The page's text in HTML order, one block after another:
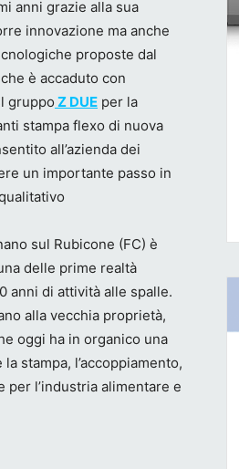
anni grazie alla sua
innovazione ma anche
proposte dal
è accaduto con
gruppo Z DUE per la
stampa flexo di nuova
all’azienda dei
un importante passo in
sul Rubicone (FC) è
delle prime realtà
anni di attività alle spalle.
alla vecchia proprietà,
oggi ha in organico una
stampa, l’accoppiamento,
per l’industria alimentare e